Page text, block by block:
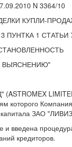
N 3364/10
КУПЛИ-
1 СТАТЬИ
ВЫЯСНЕНИЮ"
которого
капитала ЗАО
введена
кредиторов.